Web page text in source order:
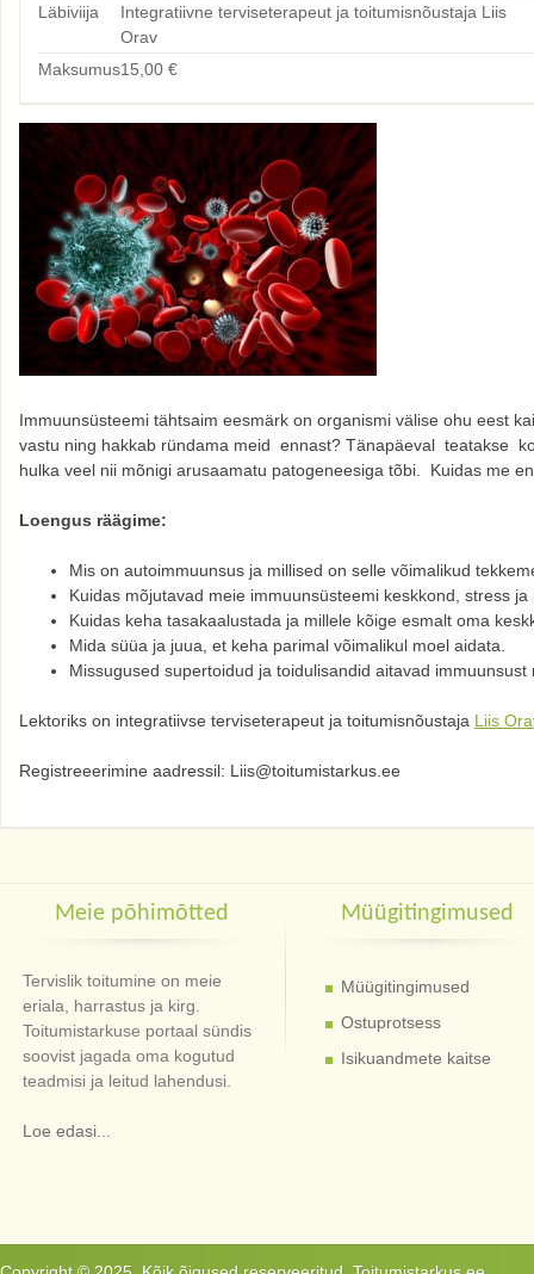
Läbiviija
Integratiivne terviseterapeut ja toitumisnõustaja Liis
Orav
Maksumus15,00 €
Immuunsüsteemi tähtsaim eesmärk on organismi välise ohu eest
vastu ning hakkab ründama meid ennast? Tänapäeval teatakse
hulka veel nii mõnigi arusaamatu patogeneesiga tõbi. Kuidas me
Loengus räägime:
Mis on autoimmuunsus ja millised on selle võimalikud
Kuidas mõjutavad meie immuunsüsteemi keskkond, stress ja
Kuidas keha tasakaalustada ja millele kõige esmalt oma
Mida süüa ja juua, et keha parimal võimalikul moel aidata.
Missugused supertoidud ja toidulisandid aitavad
Lektoriks on integratiivse terviseterapeut ja toitumisnõustaja Liis
Registreeerimine aadressil: Liis@toitumistarkus.ee
Meie põhimõtted
Tervislik toitumine on meie
eriala, harrastus ja kirg.
Toitumistarkuse portaal sündis
soovist jagada oma kogutud
teadmisi ja leitud lahendusi.
Loe edasi...
Müügitingimused
Müügitingimused
Ostuprotsess
Isikuandmete kaitse